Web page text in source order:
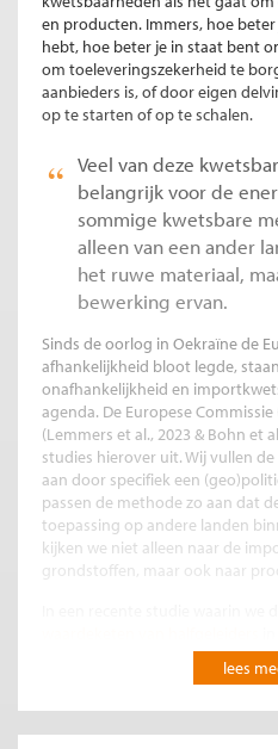
en producten. Immers, hoe
hebt, hoe beter je in staat bent
om toeleveringszekerheid te
aanbieders is, of door eigen
op te starten of op te schalen.
Veel van deze
belangrijk voor de
sommige kwetsbare
alleen van een ander
het ruwe materiaal,
bewerking ervan.
Sinds de oorlog in Oekraïne de
afhankelijkheid bloot legde,
onafhankelijkheid en
agenda. De Europese
(Lemmers et al., 2023 & Bohn et
studies hierover uit. Wij vullen
aan door specifiek een
passen de methode zo aan dat
toepassing op andere landen
kijken we niet alleen naar de
grondstoffen, maar ook naar
dat deze zich niet alleen
grondstoffen. Ook de levering
lees